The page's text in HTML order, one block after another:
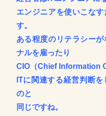
エンジニアを使いこな
す。
ある程度のリテラシー
ナルを雇ったり
CIO（Chief Information
ITに関連する経営判断
のと
同じですね。